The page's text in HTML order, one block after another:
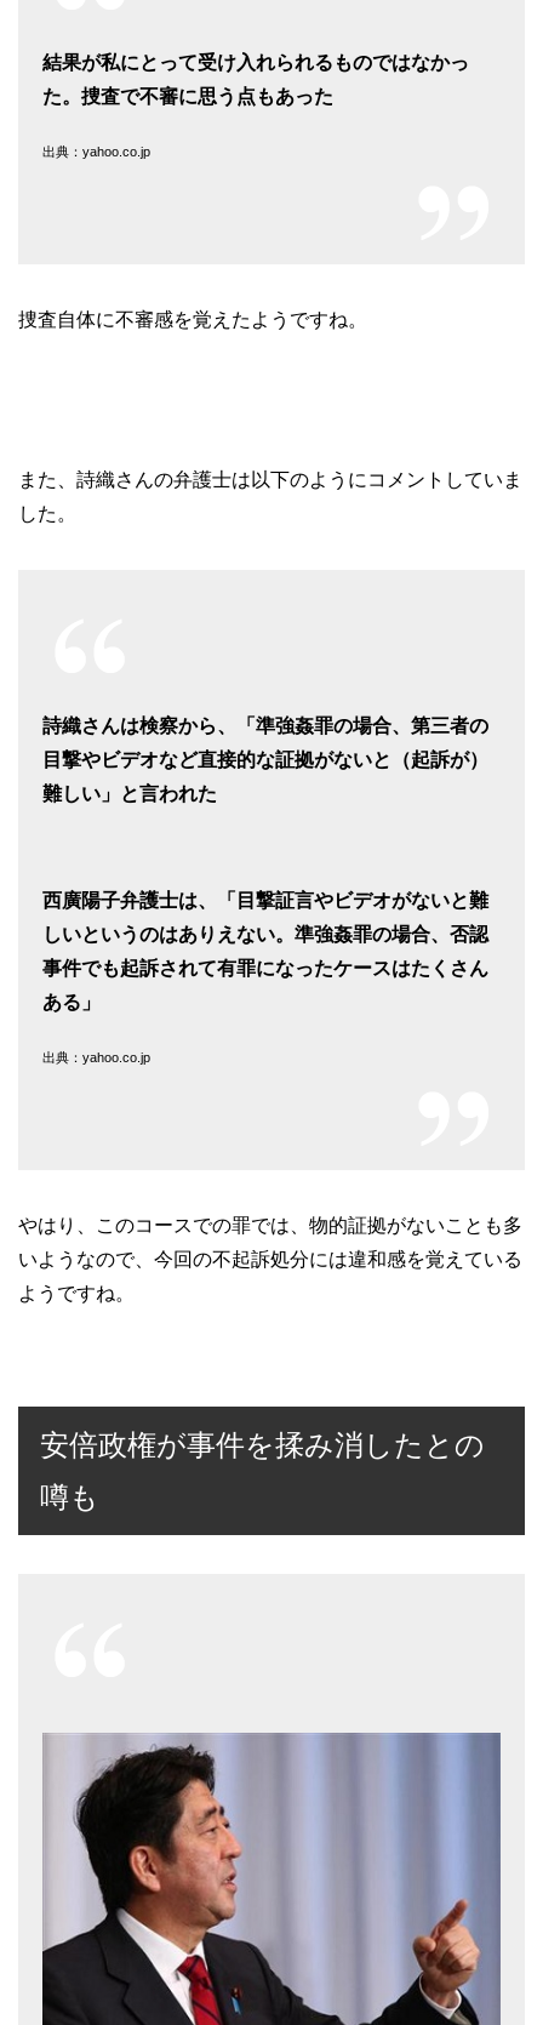
結果が私にとって受け入れられるものではなかっ
た。捜査で不審に思う点もあった
出典：yahoo.co.jp
捜査自体に不審感を覚えたようですね。
また、詩織さんの弁護士は以下のようにコメントしていま
した。
詩織さんは検察から、「準強姦罪の場合、第三者の
目撃やビデオなど直接的な証拠がないと（起訴が）
難しい」と言われた
西廣陽子弁護士は、「目撃証言やビデオがないと難
しいというのはありえない。準強姦罪の場合、否認
事件でも起訴されて有罪になったケースはたくさん
ある」
出典：yahoo.co.jp
やはり、このコースでの罪では、物的証拠がないことも多
いようなので、今回の不起訴処分には違和感を覚えている
ようですね。
安倍政権が事件を揉み消したとの
噂も